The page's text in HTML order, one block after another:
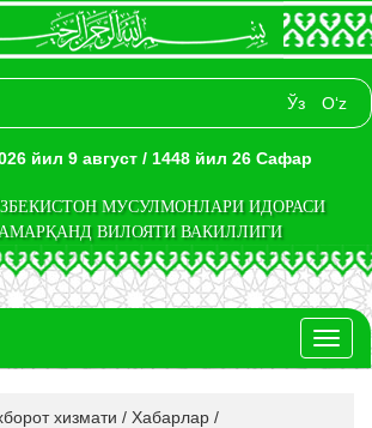
Ўз O‘z
йил 9 август / 1448 йил 26 Сафар
МУСУЛМОНЛАРИ ИДОРАСИ
ВИЛОЯТИ ВАКИЛЛИГИ
хизмати / Хабарлар /